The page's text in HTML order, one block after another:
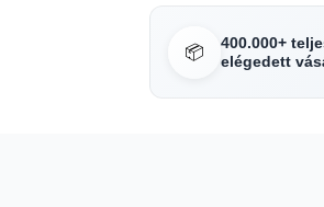
📦
400.000+
elégedett